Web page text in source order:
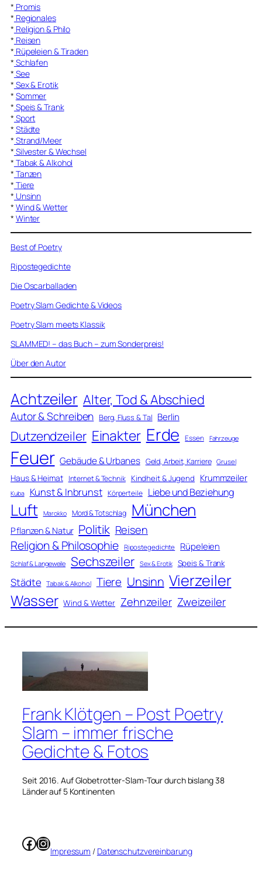
* Promis
* Regionales
* Religion & Philo
* Reisen
* Rüpeleien & Tiraden
* Schlafen
* See
* Sex & Erotik
* Sommer
* Speis & Trank
* Sport
* Städte
* Strand/Meer
* Silvester & Wechsel
* Tabak & Alkohol
* Tanzen
* Tiere
* Unsinn
* Wind & Wetter
* Winter
Best of Poetry
Ripostegedichte
Die Oscarballaden
Poetry Slam Gedichte & Videos
Poetry Slam meets Klassik
SLAMMED! – das Buch – zum Sonderpreis!
Über den Autor
Achtzeiler Alter, Tod & Abschied
Autor & Schreiben Berg, Fluss & Tal Berlin
Dutzendzeiler Einakter Erde Essen Fahrzeuge
Feuer Gebäude & Urbanes Geld, Arbeit, Karriere Grusel
Haus & Heimat Internet & Technik Kindheit & Jugend Krummzeiler
Kuba Kunst & Inbrunst Körperteile Liebe und Beziehung
Luft Marokko Mord & Totschlag München
Pflanzen & Natur Politik Reisen
Religion & Philosophie Ripostegedichte Rüpeleien
Schlaf & Langeweile Sechszeiler Sex & Erotik Speis & Trank
Städte Tabak & Alkohol Tiere Unsinn Vierzeiler
Wasser Wind & Wetter Zehnzeiler Zweizeiler
Frank Klötgen – Post Poetry
Slam – immer frische
Gedichte & Fotos
Seit 2016. Auf Globetrotter-Slam-Tour durch bislang 38
Länder auf 5 Kontinenten
Facebook
Instagram
Impressum / Datenschutzvereinbarung